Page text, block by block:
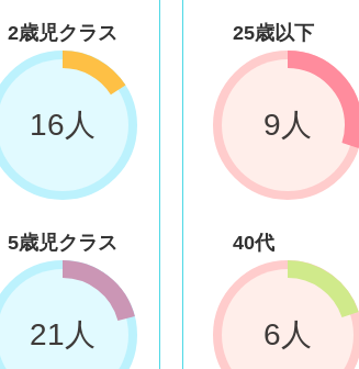
2歳児クラス
16人
5歳児クラス
21人
25歳以下
9人
40代
6人